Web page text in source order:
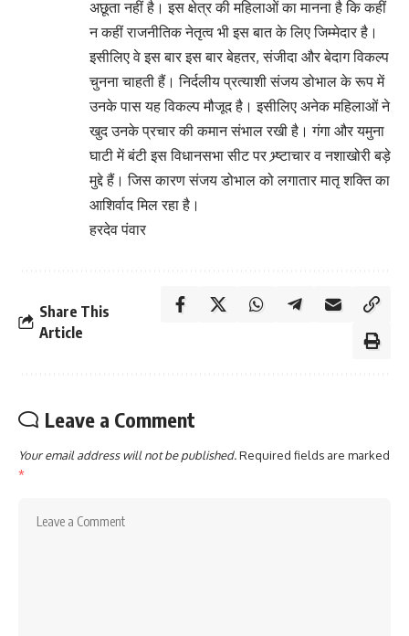
अछूता नहीं है। इस क्षेत्र की महिलाओं का मानना है कि कहीं
न कहीं राजनीतिक नेतृत्व भी इस बात के लिए जिम्मेदार है।
इसीलिए वे इस बार इस बार बेहतर, संजीदा और बेदाग विकल्प
चुनना चाहती हैं। निर्दलीय प्रत्याशी संजय डोभाल के रूप में
उनके पास यह विकल्प मौजूद है। इसीलिए अनेक महिलाओं ने
खुद उनके प्रचार की कमान संभाल रखी है। गंगा और यमुना
घाटी में बंटी इस विधानसभा सीट पर भ्र्ष्टाचार व नशाखोरी बड़े
मुद्दे हैं। जिस कारण संजय डोभाल को लगातार मातृ शक्ति का
आशिर्वाद मिल रहा है।
हरदेव पंवार
Share This
Article
Leave a Comment
Your email address will not be published.Required fields are marked
*